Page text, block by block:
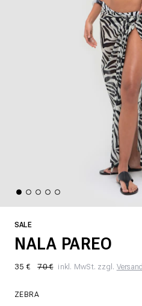
SALE
NALA PAREO
35 € 70 € inkl. MwSt. zzgl. Versand
ZEBRA